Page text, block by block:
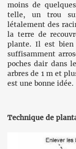
moins de
telle, un trou
létalement des
la terre de
plante. Il est bien
suffisamment
poches dair dans
arbres de 1 m et
est une bonne idée.
Technique de